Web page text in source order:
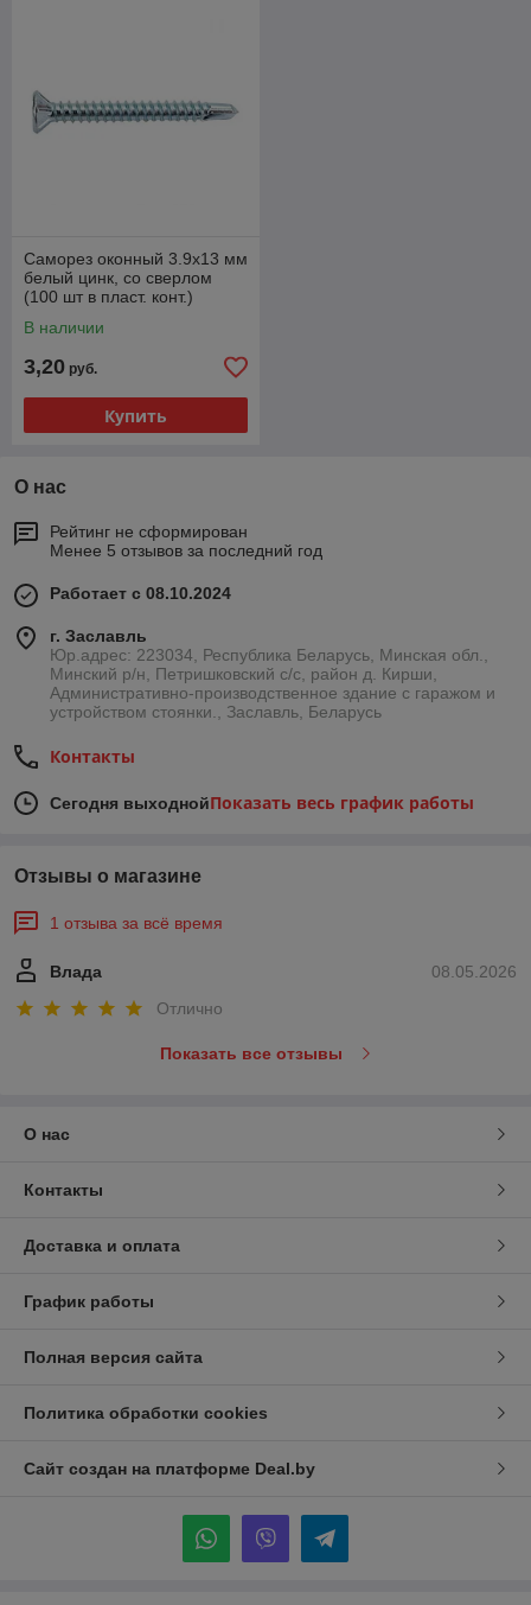
Саморез оконный 3.9х13 мм
белый цинк, со сверлом
(100 шт в пласт. конт.)
В наличии
3,20 руб.
Купить
О нас
Рейтинг не сформирован
Менее 5 отзывов за последний год
Работает с 08.10.2024
г. Заславль
Юр.адрес: 223034, Республика Беларусь, Минская обл.,
Минский р/н, Петришковский с/с, район д. Кирши,
Административно-производственное здание с гаражом и
устройством стоянки., Заславль, Беларусь
Контакты
Сегодня выходнойПоказать весь график работы
Отзывы о магазине
1 отзыва за всё время
08.05.2026
Влада
Отлично
Показать все отзывы
О нас
Контакты
Доставка и оплата
График работы
Полная версия сайта
Политика обработки cookies
Сайт создан на платформе Deal.by